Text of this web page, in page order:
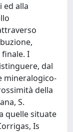
ed alla
finale. I
dal
mineralogico-
della
S.
quelle situate
Is